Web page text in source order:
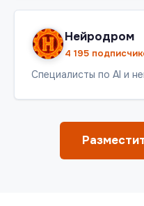
Нейродром
4 195
Специалисты по AI и